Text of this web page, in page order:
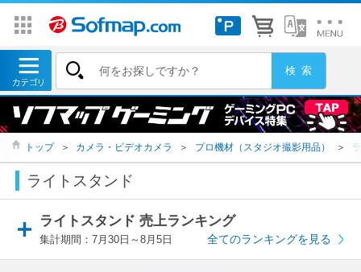
トップ ＞ カメラ・ビデオカメラ ＞ プロ機材（スタジオ撮影用品） ＞
ライトスタンド
ライトスタンド 売上ランキング
集計期間：7月30日～8月5日 全てのランキングを見る